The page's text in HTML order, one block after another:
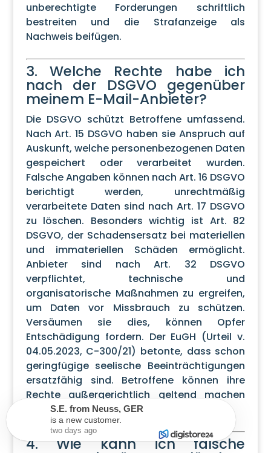
unberechtigte Forderungen schriftlich
bestreiten und die Strafanzeige als
Nachweis beifügen.
3. Welche Rechte habe ich
nach der DSGVO gegenüber
meinem E-Mail-Anbieter?
Die DSGVO schützt Betroffene umfassend.
Nach Art. 15 DSGVO haben sie Anspruch auf
Auskunft, welche personenbezogenen Daten
gespeichert oder verarbeitet wurden.
Falsche Angaben können nach Art. 16 DSGVO
berichtigt werden, unrechtmäßig
verarbeitete Daten sind nach Art. 17 DSGVO
zu löschen. Besonders wichtig ist Art. 82
DSGVO, der Schadensersatz bei materiellen
und immateriellen Schäden ermöglicht.
Anbieter sind nach Art. 32 DSGVO
verpflichtet, technische und
organisatorische Maßnahmen zu ergreifen,
um Daten vor Missbrauch zu schützen.
Versäumen sie dies, können Opfer
Entschädigung fordern. Der EuGH (Urteil v.
04.05.2023, C-300/21) betonte, dass schon
geringfügige seelische Beeinträchtigungen
ersatzfähig sind. Betroffene können ihre
Rechte außergerichtlich geltend machen
oder nötigenfalls Klage erheben.
4. Wie kann ich falsche
C.K. fromBerlin, GER
is a new customer.
two days ago